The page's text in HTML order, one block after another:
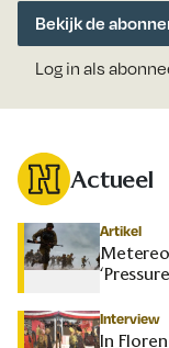
Bekijk de
Log in als
Actueel
Artikel
Interview
In